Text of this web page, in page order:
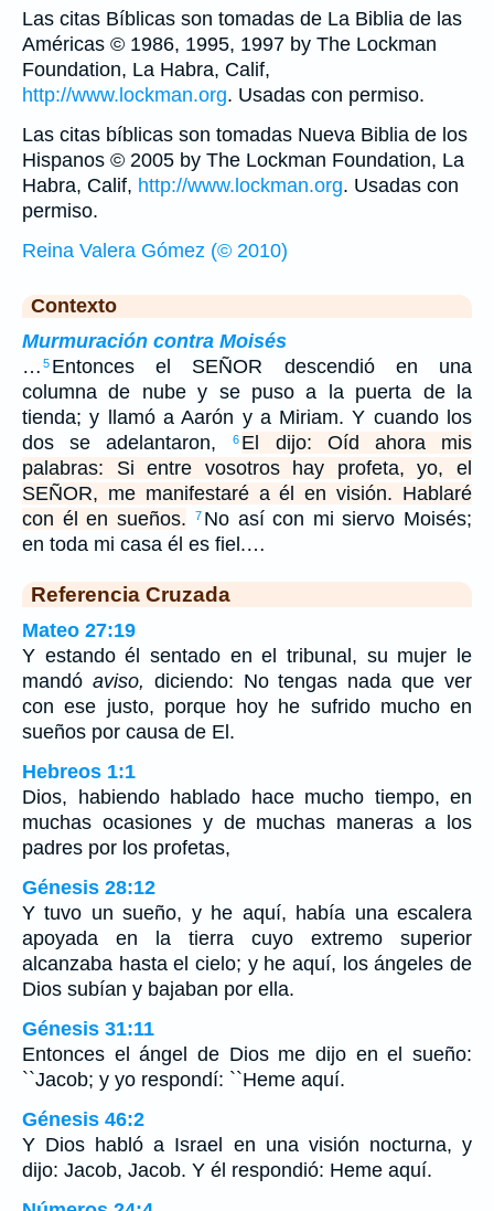
Las citas Bíblicas son tomadas de La Biblia de las
Américas © 1986, 1995, 1997 by The Lockman
Foundation, La Habra, Calif,
http://www.lockman.org. Usadas con permiso.
Las citas bíblicas son tomadas Nueva Biblia de los
Hispanos © 2005 by The Lockman Foundation, La
Habra, Calif, http://www.lockman.org. Usadas con
permiso.
Reina Valera Gómez (© 2010)
Contexto
Murmuración contra Moisés
… 5 Entonces el SEÑOR descendió en una
columna de nube y se puso a la puerta de la
tienda; y llamó a Aarón y a Miriam. Y cuando los
dos se adelantaron,
6 El dijo: Oíd ahora mis
palabras: Si entre vosotros hay profeta, yo, el
SEÑOR, me manifestaré a él en visión. Hablaré
con él en sueños.
7 No así con mi siervo Moisés;
en toda mi casa él es fiel.…
Referencia Cruzada
Mateo 27:19
Y estando él sentado en el tribunal, su mujer le
mandó aviso, diciendo: No tengas nada que ver
con ese justo, porque hoy he sufrido mucho en
sueños por causa de El.
Hebreos 1:1
Dios, habiendo hablado hace mucho tiempo, en
muchas ocasiones y de muchas maneras a los
padres por los profetas,
Génesis 28:12
Y tuvo un sueño, y he aquí, había una escalera
apoyada en la tierra cuyo extremo superior
alcanzaba hasta el cielo; y he aquí, los ángeles de
Dios subían y bajaban por ella.
Génesis 31:11
Entonces el ángel de Dios me dijo en el sueño:
``Jacob; y yo respondí: ``Heme aquí.
Génesis 46:2
Y Dios habló a Israel en una visión nocturna, y
dijo: Jacob, Jacob. Y él respondió: Heme aquí.